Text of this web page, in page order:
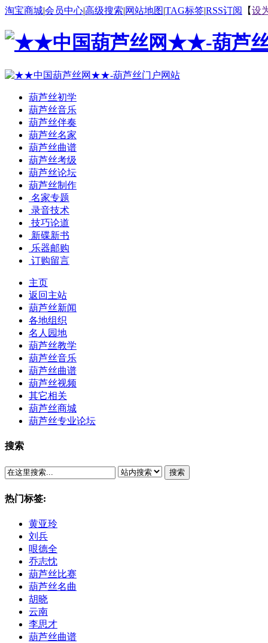
淘宝商城|会员中心|高级搜索|网站地图|TAG标签|RSS订阅 【设
葫芦丝初学
葫芦丝音乐
葫芦丝伴奏
葫芦丝名家
葫芦丝曲谱
葫芦丝考级
葫芦丝论坛
葫芦丝制作
名家专题
录音技术
技巧论道
新碟新书
乐器邮购
订购留言
主页
返回主站
葫芦丝新闻
各地组织
名人园地
葫芦丝教学
葫芦丝音乐
葫芦丝曲谱
葫芦丝视频
其它相关
葫芦丝商城
葫芦丝专业论坛
搜索
搜索
热门标签:
黄亚玲
刘兵
哏德全
乔志忱
葫芦丝比赛
葫芦丝名曲
胡晓
云南
李思才
葫芦丝曲谱